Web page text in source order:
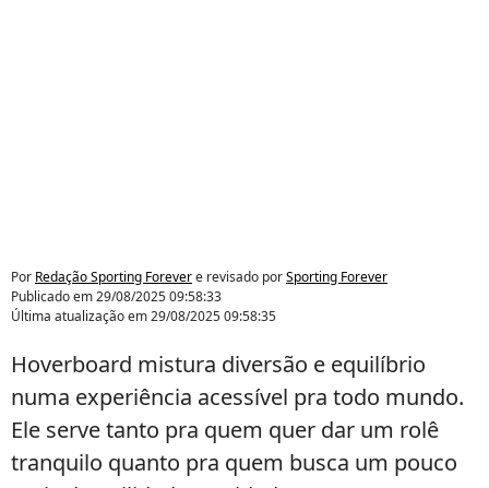
Por Redação Sporting Forevere revisado porSporting Forever
Publicado em29/08/2025 09:58:33
Última atualização em29/08/2025 09:58:35
Hoverboard mistura diversão e equilíbrio
numa experiência acessível pra todo mundo.
Ele serve tanto pra quem quer dar um rolê
tranquilo quanto pra quem busca um pouco